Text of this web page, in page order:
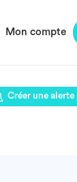
Mon compte
Créer une alerte